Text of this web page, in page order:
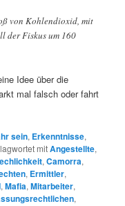
von Kohlendioxid, mit
der Fiskus um 160
Idee über die
mal falsch oder fahrt
sein, Erkenntnisse,
mitAngestellte,
,Camorra,
, Ermittler,
,Mafia,Mitarbeiter,
,